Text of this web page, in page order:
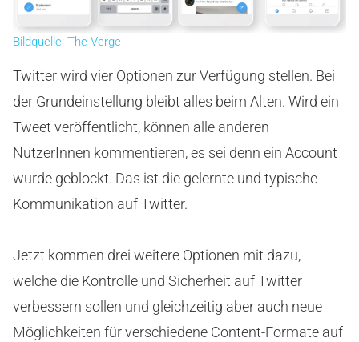
Bildquelle: The Verge
Twitter wird vier Optionen zur Verfügung stellen. Bei
der Grundeinstellung bleibt alles beim Alten. Wird ein
Tweet veröffentlicht, können alle anderen
NutzerInnen kommentieren, es sei denn ein Account
wurde geblockt. Das ist die gelernte und typische
Kommunikation auf Twitter.
Jetzt kommen drei weitere Optionen mit dazu,
welche die Kontrolle und Sicherheit auf Twitter
verbessern sollen und gleichzeitig aber auch neue
Möglichkeiten für verschiedene Content-Formate auf